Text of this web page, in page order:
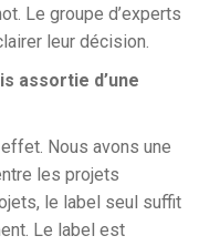
Le groupe d’experts
leur décision.
assortie d’une
Nous avons une
les projets
le label seul suffit
Le label est